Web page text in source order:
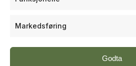
Markedsføring
Godta
Porsgrunn i Norges